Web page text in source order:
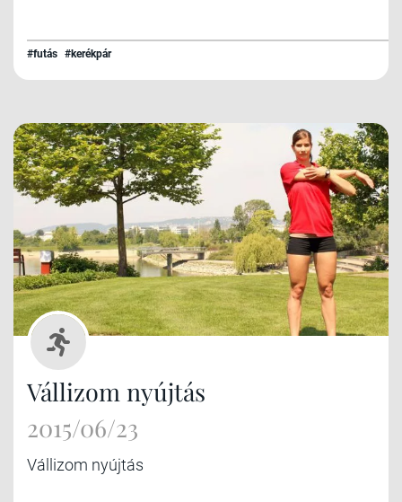
#futás #kerékpár
Vállizom nyújtás
2015/06/23
Vállizom nyújtás